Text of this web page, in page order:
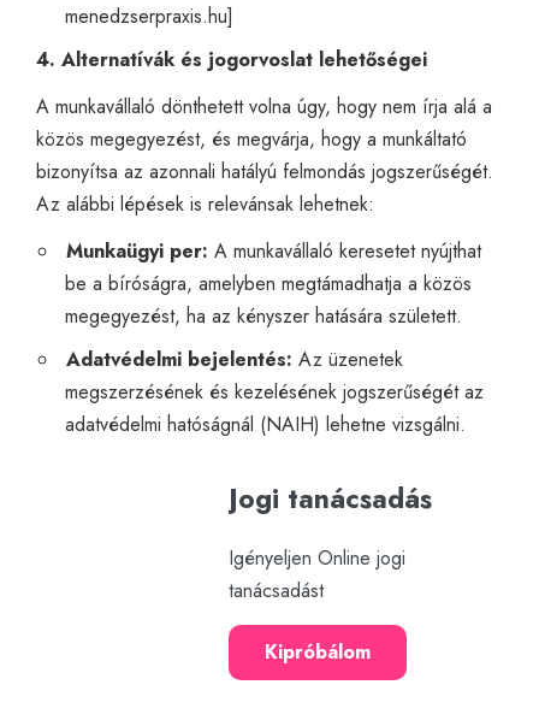
menedzserpraxis.hu]
4. Alternatívák és jogorvoslat lehetőségei
A munkavállaló dönthetett volna úgy, hogy nem írja alá a
közös megegyezést, és megvárja, hogy a munkáltató
bizonyítsa az azonnali hatályú felmondás jogszerűségét.
Az alábbi lépések is relevánsak lehetnek:
Munkaügyi per: A munkavállaló keresetet nyújthat
be a bíróságra, amelyben megtámadhatja a közös
megegyezést, ha az kényszer hatására született.
Adatvédelmi bejelentés: Az üzenetek
megszerzésének és kezelésének jogszerűségét az
adatvédelmi hatóságnál (NAIH) lehetne vizsgálni.
Jogi tanácsadás
Igényeljen Online jogi
tanácsadást
Kipróbálom